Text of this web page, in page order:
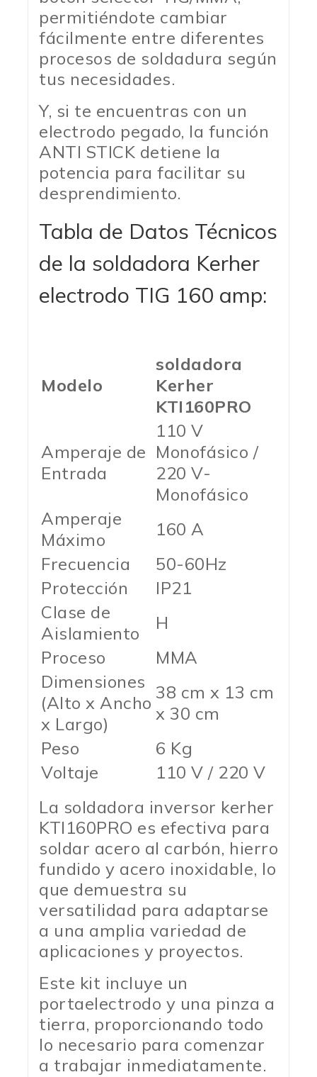
permitiéndote cambiar
fácilmente entre diferentes
procesos de soldadura según
tus necesidades.
Y, si te encuentras con un
electrodo pegado, la función
ANTI STICK detiene la
potencia para facilitar su
desprendimiento.
Tabla de Datos Técnicos
de la soldadora Kerher
electrodo TIG 160 amp:
Modelo
soldadora
Kerher
KTI160PRO
Amperaje de
Entrada
110 V
Monofásico /
220 V-
Monofásico
Amperaje
Máximo
160 A
Frecuencia
50-60Hz
Protección
IP21
Clase de
Aislamiento
H
Proceso
MMA
Dimensiones
(Alto x Ancho
x Largo)
38 cm x 13 cm
x 30 cm
Peso
6 Kg
Voltaje
110 V / 220 V
La soldadora inversor kerher
KTI160PRO es efectiva para
soldar acero al carbón, hierro
fundido y acero inoxidable, lo
que demuestra su
versatilidad para adaptarse
a una amplia variedad de
aplicaciones y proyectos.
Este kit incluye un
portaelectrodo y una pinza a
tierra, proporcionando todo
lo necesario para comenzar
a trabajar inmediatamente.